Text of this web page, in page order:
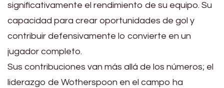
significativamente el rendimiento de su equipo. Su
capacidad para crear oportunidades de gol y
contribuir defensivamente lo convierte en un
jugador completo.
Sus contribuciones van más allá de los números; el
liderazgo de Wotherspoon en el campo ha